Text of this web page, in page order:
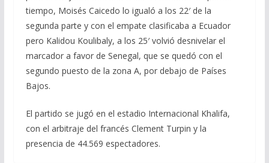
tiempo, Moisés Caicedo lo igualó a los 22′ de la
segunda parte y con el empate clasificaba a Ecuador
pero Kalidou Koulibaly, a los 25′ volvió desnivelar el
marcador a favor de Senegal, que se quedó con el
segundo puesto de la zona A, por debajo de Países
Bajos.
El partido se jugó en el estadio Internacional Khalifa,
con el arbitraje del francés Clement Turpin y la
presencia de 44.569 espectadores.